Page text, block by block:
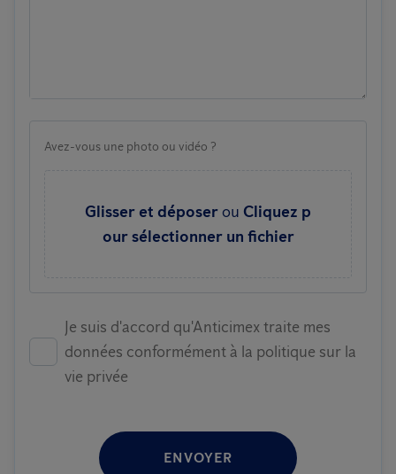
Avez-vous une photo ou vidéo ?
Glisser et déposerou Cliquez p
our sélectionner un fichier
Je suis d'accord qu'Anticimex traite mes
données conformément à la politique sur la
vie privée
ENVOYER